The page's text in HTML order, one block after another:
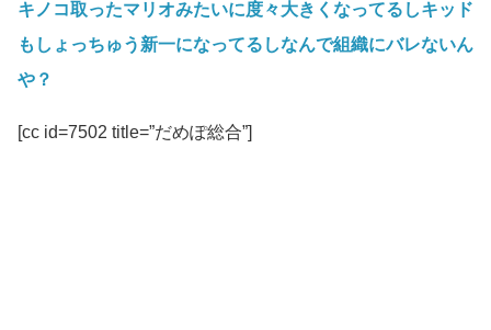
キノコ取ったマリオみたいに度々大きくなってるしキッド
もしょっちゅう新一になってるしなんで組織にバレないん
や？
[cc id=7502 title=”だめぽ総合”]